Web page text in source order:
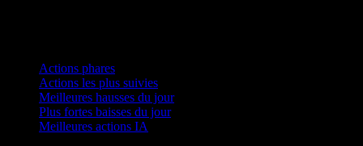
Actions phares
Actions les plus suivies
Meilleures hausses du jour
Plus fortes baisses du jour
Meilleures actions IA